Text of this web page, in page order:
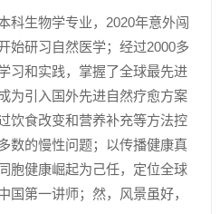
科生物学专业，2020年意外闯
始研习自然医学；经过2000多
习和实践，掌握了全球最先进
为引入国外先进自然疗愈方案
饮食改变和营养补充等方法控
数的慢性问题；以传播健康真
胞健康崛起为己任，定位全球
国第一讲师；然，风景虽好，